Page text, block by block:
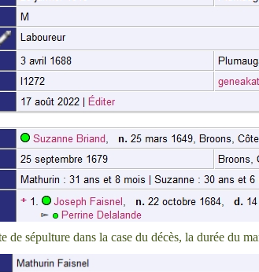
de sépulture dans la case du décès, la durée du